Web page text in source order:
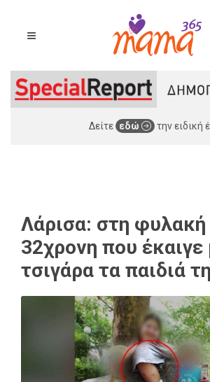
Δείτε εδώ την ειδική
Λάρισα: στη φυλακή
32χρονη που έκαιγε
τσιγάρα τα παιδιά